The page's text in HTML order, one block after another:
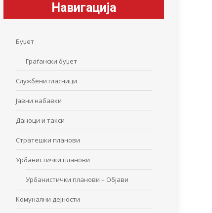
Навигација
Буџет
Граѓански буџет
Службени гласници
Јавни набавки
Даноци и такси
Стратешки планови
Урбанистички планови
Урбанистички планови – Објави
Комунални дејности